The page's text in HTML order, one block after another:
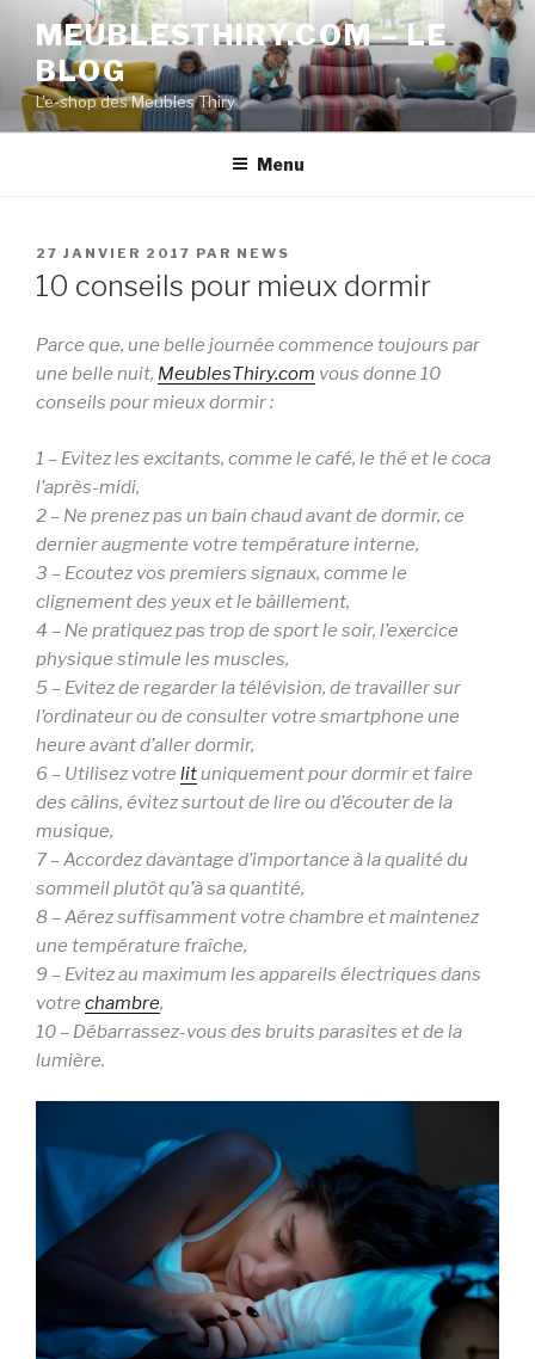
contenu
principal
MEUBLESTHIRY.COM – LE
BLOG
L'e-shop des Meubles Thiry
Menu
PUBLIÉ
LE
27 JANVIER 2017 PAR NEWS
10 conseils pour mieux dormir
Parce que, une belle journée commence toujours par
une belle nuit, MeublesThiry.com vous donne 10
conseils pour mieux dormir :
1 – Evitez les excitants, comme le café, le thé et le coca
l’après-midi,
2 – Ne prenez pas un bain chaud avant de dormir, ce
dernier augmente votre température interne,
3 – Ecoutez vos premiers signaux, comme le
clignement des yeux et le bâillement,
4 – Ne pratiquez pas trop de sport le soir, l’exercice
physique stimule les muscles,
5 – Evitez de regarder la télévision, de travailler sur
l’ordinateur ou de consulter votre smartphone une
heure avant d’aller dormir,
6 – Utilisez votre lit uniquement pour dormir et faire
des câlins, évitez surtout de lire ou d’écouter de la
musique,
7 – Accordez davantage d’importance à la qualité du
sommeil plutôt qu’à sa quantité,
8 – Aérez suffisamment votre chambre et maintenez
une température fraîche,
9 – Evitez au maximum les appareils électriques dans
votre chambre,
10 – Débarrassez-vous des bruits parasites et de la
lumière.